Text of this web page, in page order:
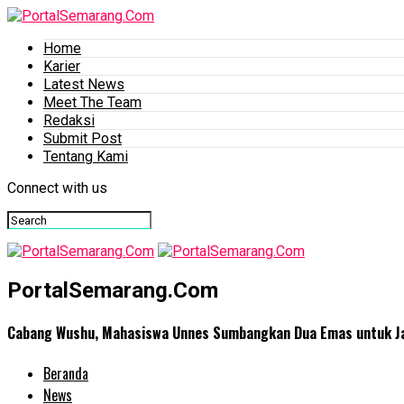
Home
Karier
Latest News
Meet The Team
Redaksi
Submit Post
Tentang Kami
Connect with us
PortalSemarang.Com
Cabang Wushu, Mahasiswa Unnes Sumbangkan Dua Emas untuk
Beranda
News